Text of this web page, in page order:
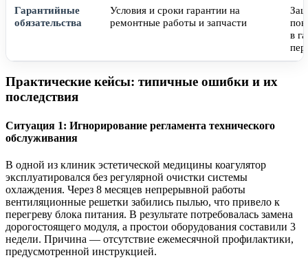
Гарантийные
обязательства
Условия и сроки гарантии на
ремонтные работы и запчасти
в
Практические кейсы: типичные ошибки и их
последствия
Ситуация 1: Игнорирование регламента технического
обслуживания
В одной из клиник эстетической медицины коагулятор
эксплуатировался без регулярной очистки системы
охлаждения. Через 8 месяцев непрерывной работы
вентиляционные решетки забились пылью, что привело к
перегреву блока питания. В результате потребовалась замена
дорогостоящего модуля, а простои оборудования составили 3
недели. Причина — отсутствие ежемесячной профилактики,
предусмотренной инструкцией.